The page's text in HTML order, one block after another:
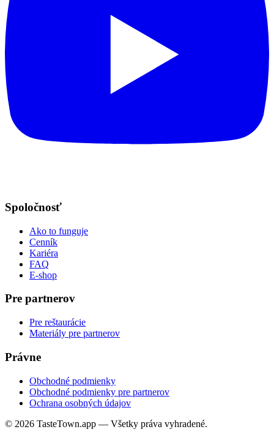
Spoločnosť
Ako to funguje
Cenník
Kariéra
FAQ
E-shop
Pre partnerov
Pre reštaurácie
Materiály pre partnerov
Právne
Obchodné podmienky
Obchodné podmienky pre partnerov
Ochrana osobných údajov
© 2026 TasteTown.app — Všetky práva vyhradené.